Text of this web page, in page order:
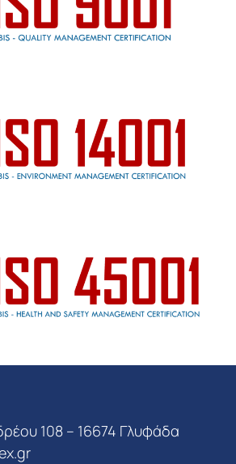
108 – 16674 Γλυφάδα